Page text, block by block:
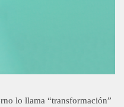
lo llama “transformación”